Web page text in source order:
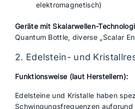
elektromagnetisch)
Geräte mit Skalarwellen-
Quantum Bottle, diverse „Scalar
2. Edelstein- und
Funktionsweise (laut Herstellern):
Edelsteine und Kristalle haben
Schwingungsfrequenzen aufgrund